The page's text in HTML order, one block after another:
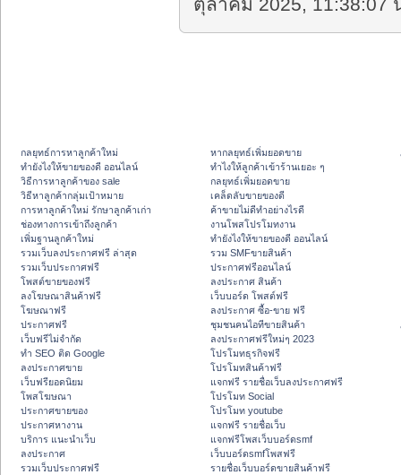
ตุลาคม 2025, 11:38:07
กลยุทธ์การหาลูกค้าใหม่
ทํายังไงให้ขายของดี ออนไลน์
วิธีการหาลูกค้าของ sale
วิธีหาลูกค้ากลุ่มเป้าหมาย
การหาลูกค้าใหม่ รักษาลูกค้าเก่า
ช่องทางการเข้าถึงลูกค้า
เพิ่มฐานลูกค้าใหม่
รวมเว็บลงประกาศฟรี ล่าสุด
รวมเว็บประกาศฟรี
โพสต์ขายของฟรี
ลงโฆษณาสินค้าฟรี
โฆษณาฟรี
ประกาศฟรี
เว็บฟรีไม่จำกัด
ทำ SEO ติด Google
ลงประกาศขาย
เว็บฟรียอดนิยม
โพสโฆษณา
ประกาศขายของ
ประกาศหางาน
บริการ แนะนำเว็บ
ลงประกาศ
รวมเว็บประกาศฟรี
หากลยุทธ์เพิ่มยอดขาย
ทําไงให้ลูกค้าเข้าร้านเยอะ ๆ
กลยุทธ์เพิ่มยอดขาย
เคล็ดลับขายของดี
ค้าขายไม่ดีทำอย่างไรดี
งานโพสโปรโมทงาน
ทํายังไงให้ขายของดี ออนไลน์
รวม SMFขายสินค้า
ประกาศฟรีออนไลน์
ลงประกาศ สินค้า
เว็บบอร์ด โพสต์ฟรี
ลงประกาศ ซื้อ-ขาย ฟรี
ชุมชนคนไอทีขายสินค้า
ลงประกาศฟรีใหม่ๆ 2023
โปรโมทธุรกิจฟรี
โปรโมทสินค้าฟรี
แจกฟรี รายชื่อเว็บลงประกาศฟรี
โปรโมท Social
โปรโมท youtube
แจกฟรี รายชื่อเว็บ
แจกฟรีโพสเว็บบอร์ดsmf
เว็บบอร์ดsmfโพสฟรี
รายชื่อเว็บบอร์ดขายสินค้าฟรี